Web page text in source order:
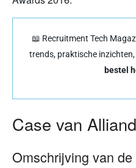
📖 Recruitment Tech
trends, praktische
bestel
Case van
Omschrijving van de